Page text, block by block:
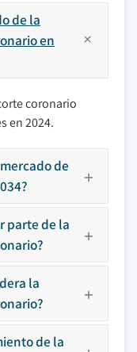
de la
en
coronario
en 2024.
de
parte de la
la
de la